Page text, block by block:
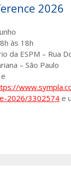
2026
às 18h
da ESPM – Rua
– São Paulo
2026/3302574 e